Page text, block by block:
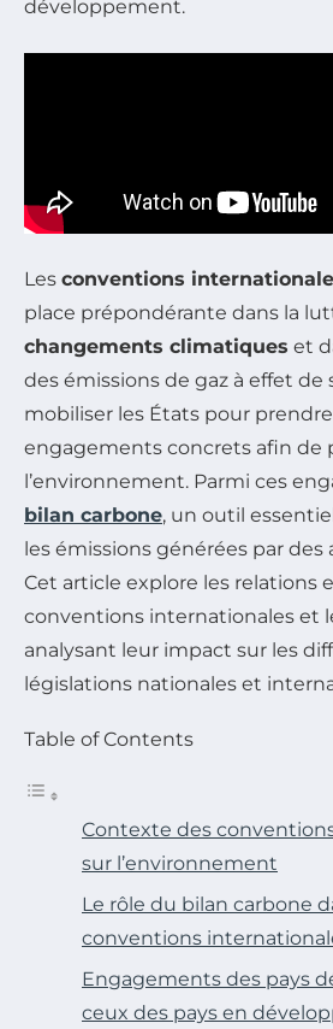
développement.
Les conventions
place prépondérante dans la
changements climatiques et
des émissions de gaz à effet de
mobiliser les États pour
engagements concrets afin de
l’environnement. Parmi ces
bilan carbone, un outil
les émissions générées par
Cet article explore les relations
conventions internationales et
analysant leur impact sur les
législations nationales et
Table of Contents
Contexte des
sur l’environnement
Le rôle du bilan carbone
conventions
Engagements des pays
ceux des pays en